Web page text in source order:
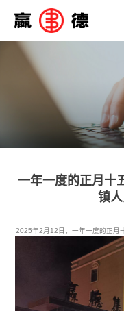
一年一度的正月十
镇
2025年2月12日，一年一度的正月